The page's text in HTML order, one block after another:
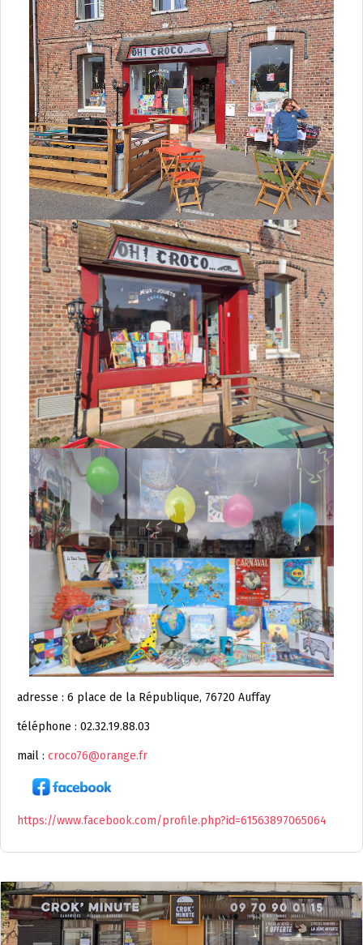
adresse : 6 place de la République, 76720 Auffay
téléphone : 02.32.19.88.03
mail : croco76@orange.fr
https://www.facebook.com/profile.php?id=61563897065064